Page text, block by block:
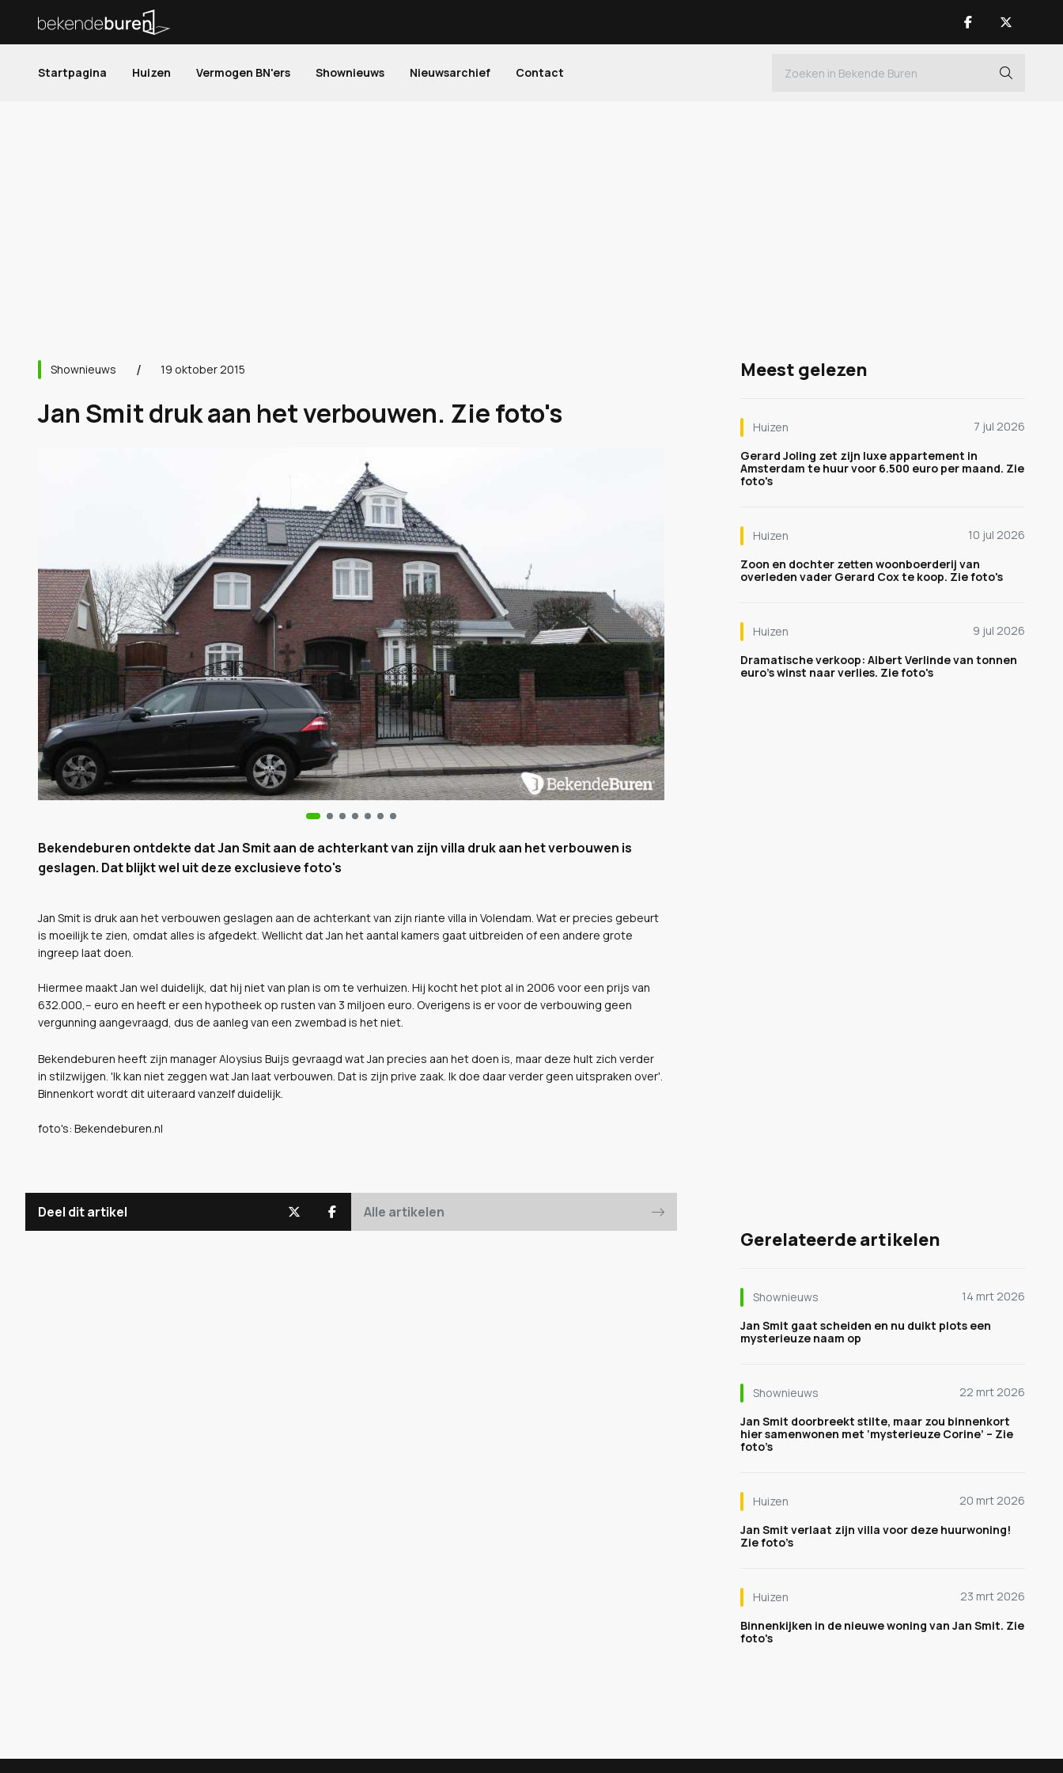
Startpagina Huizen Vermogen BN'ers Shownieuws Nieuwsarchief Contact
Shownieuws 19 oktober 2015
Jan Smit druk aan het verbouwen. Zie foto's
Bekendeburen ontdekte dat Jan Smit aan de achterkant van zijn villa druk aan het verbouwen is
geslagen. Dat blijkt wel uit deze exclusieve foto's
Jan Smit is druk aan het verbouwen geslagen aan de achterkant van zijn riante villa in Volendam. Wat er precies gebeurt
is moeilijk te zien, omdat alles is afgedekt. Wellicht dat Jan het aantal kamers gaat uitbreiden of een andere grote
ingreep laat doen.
Hiermee maakt Jan wel duidelijk, dat hij niet van plan is om te verhuizen. Hij kocht het plot al in 2006 voor een prijs van
632.000,-- euro en heeft er een hypotheek op rusten van 3 miljoen euro. Overigens is er voor de verbouwing geen
vergunning aangevraagd, dus de aanleg van een zwembad is het niet.
Bekendeburen heeft zijn manager Aloysius Buijs gevraagd wat Jan precies aan het doen is, maar deze hult zich verder
in stilzwijgen. 'Ik kan niet zeggen wat Jan laat verbouwen. Dat is zijn prive zaak. Ik doe daar verder geen uitspraken over'.
Binnenkort wordt dit uiteraard vanzelf duidelijk.
foto's: Bekendeburen.nl
Deel dit artikel Alle artikelen
Meest gelezen
Huizen
7 jul 2026
Gerard Joling zet zijn luxe appartement in
Amsterdam te huur voor 6.500 euro per maand. Zie
foto's
Huizen
10 jul 2026
Zoon en dochter zetten woonboerderij van
overleden vader Gerard Cox te koop. Zie foto's
Huizen
9 jul 2026
Dramatische verkoop: Albert Verlinde van tonnen
euro's winst naar verlies. Zie foto's
Gerelateerde artikelen
Shownieuws
14 mrt 2026
Jan Smit gaat scheiden en nu duikt plots een
mysterieuze naam op
Shownieuws
22 mrt 2026
Jan Smit doorbreekt stilte, maar zou binnenkort
hier samenwonen met ‘mysterieuze Corine’ – Zie
foto’s
Huizen
20 mrt 2026
Jan Smit verlaat zijn villa voor deze huurwoning!
Zie foto’s
Huizen
23 mrt 2026
Binnenkijken in de nieuwe woning van Jan Smit. Zie
foto's